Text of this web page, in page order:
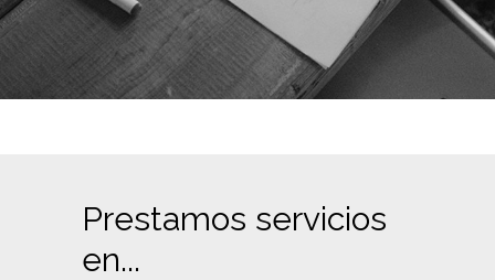
Prestamos servicios
en...